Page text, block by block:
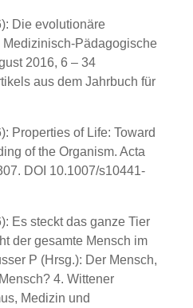
Die evolutionäre
Pädagogische
2016, 6 – 34
aus dem Jahrbuch für
Properties of Life: Toward
of the Organism. Acta
DOI 10.1007/s10441-
Es steckt das ganze Tier
der gesamte Mensch im
P (Hrsg.): Der Mensch,
4. Wittener
Medizin und